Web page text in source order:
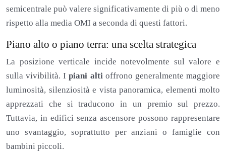
semicentrale può valere significativamente di più o di meno
rispetto alla media OMI a seconda di questi fattori.
Piano alto o piano terra: una scelta strategica
La posizione verticale incide notevolmente sul valore e
sulla vivibilità. Ipiani altioffrono generalmente maggiore
luminosità, silenziosità e vista panoramica, elementi molto
apprezzati che si traducono in un premio sul prezzo.
Tuttavia, in edifici senza ascensore possono rappresentare
uno svantaggio, soprattutto per anziani o famiglie con
bambini piccoli.